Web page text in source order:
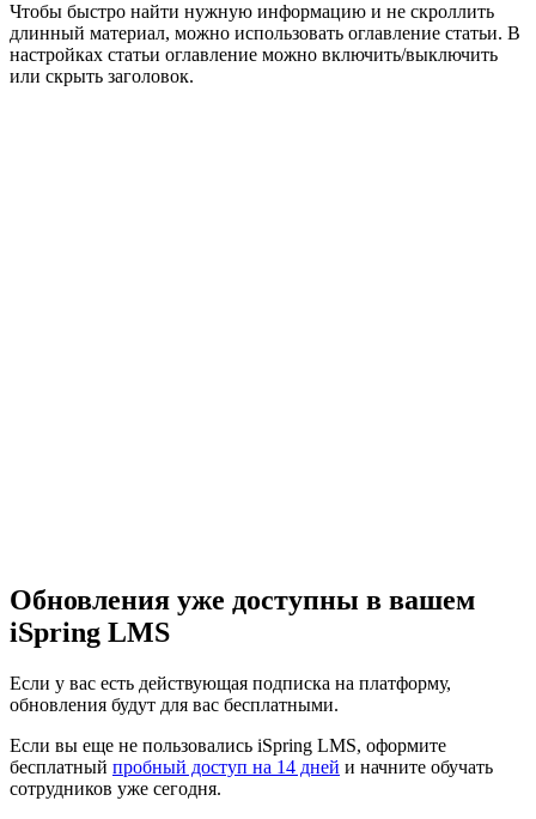
Чтобы быстро найти нужную информацию и не скроллить
длинный материал, можно использовать оглавление статьи. В
настройках статьи оглавление можно включить/выключить
или скрыть заголовок.
Обновления уже доступны в вашем
iSpring LMS
Если у вас есть действующая подписка на платформу,
обновления будут для вас бесплатными.
Если вы еще не пользовались iSpring LMS, оформите
бесплатный пробный доступ на 14 дней и начните обучать
сотрудников уже сегодня.